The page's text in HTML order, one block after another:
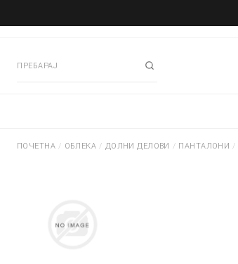
ПОЧЕТНА / ОБЛЕКА / ДОЛНИ ДЕЛОВИ / ПАНТАЛОНИ /